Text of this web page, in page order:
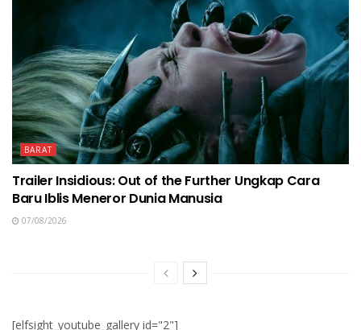
BARAT
Trailer Insidious: Out of the Further Ungkap Cara
Baru Iblis Meneror Dunia Manusia
07/08/2026
[elfsight_youtube_gallery id="2"]